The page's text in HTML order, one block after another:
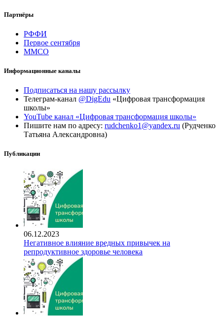
Партнёры
РФФИ
Первое сентября
ММСО
Информационные каналы
Подписаться на нашу рассылку
Телеграм-канал @DigEdu «Цифровая трансформация
школы»
YouTube канал «Цифровая трансформация школы»
Пишите нам по адресу: rudchenko1@yandex.ru (Рудченко
Татьяна Александровна)
Публикации
06.12.2023
Негативное влияние вредных привычек на
репродуктивное здоровье человека